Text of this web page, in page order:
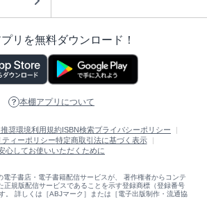
リを無料ダウンロード！
本棚アプリについて
推奨環境利用規約ISBN検索プライバシーポリシー
ィーポリシー特定商取引法に基づく表示
心してお使いいただくために
電子書店・電子書籍配信サービスが、 著作権者からコンテ
正規版配信サービスであることを示す登録商標（登録番号
。 詳しくは［ABJマーク］または［電子出版制作・流通協